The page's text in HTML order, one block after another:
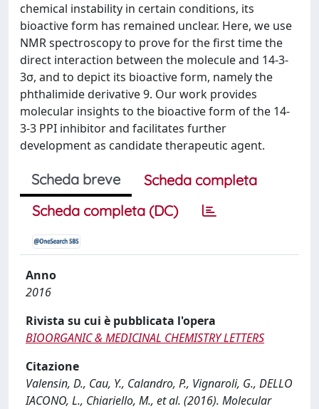
chemical instability in certain conditions, its
bioactive form has remained unclear. Here, we use
NMR spectroscopy to prove for the first time the
direct interaction between the molecule and 14-3-
3σ, and to depict its bioactive form, namely the
phthalimide derivative 9. Our work provides
molecular insights to the bioactive form of the 14-
3-3 PPI inhibitor and facilitates further
development as candidate therapeutic agent.
Scheda breve
Scheda completa
Scheda completa (DC)
Anno
2016
Rivista su cui è pubblicata l'opera
BIOORGANIC & MEDICINAL CHEMISTRY LETTERS
Citazione
Valensin, D., Cau, Y., Calandro, P., Vignaroli, G., DELLO
IACONO, L., Chiariello, M., et al. (2016). Molecular